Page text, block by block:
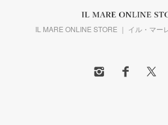
IL MARE ONLINE STORE ｜ イル・マー